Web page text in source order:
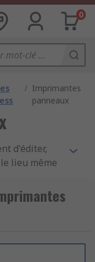
0
/ Imprimantes
panneaux
d'éditer,
lieu même
Ils